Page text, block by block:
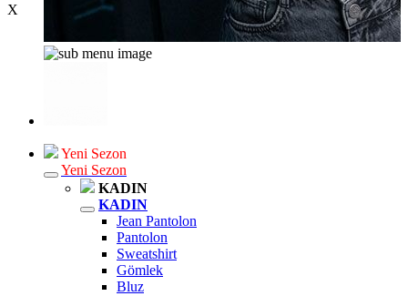
Yeni Sezon
Yeni Sezon
KADIN
KADIN
Jean Pantolon
Pantolon
Sweatshirt
Gömlek
Bluz
X